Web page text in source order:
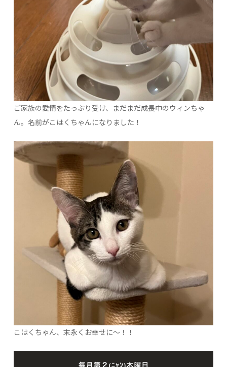
ご家族の愛情をたっぷり受け、まだまだ成長中のウィンちゃ
ん。名前がこはくちゃんになりました！
こはくちゃん、末永くお幸せに〜！！